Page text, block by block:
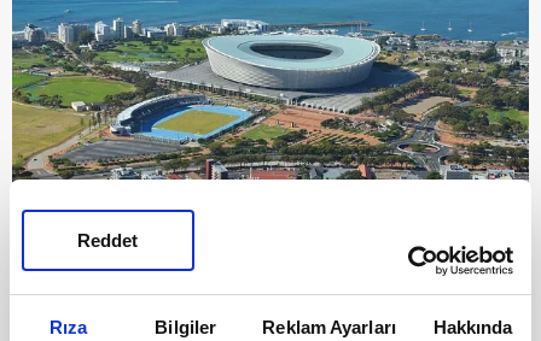
Rıza Bilgiler Reklam Ayarları Hakkında
Reddet
10
92. Cape Town Stadium